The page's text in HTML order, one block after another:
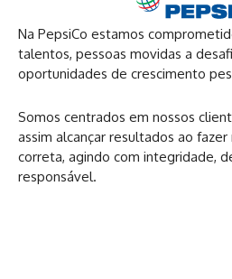
Na PepsiCo estamos
talentos, pessoas movidas a
oportunidades de crescimento
Somos centrados em nossos
assim alcançar resultados ao
correta, agindo com integridade,
responsável.